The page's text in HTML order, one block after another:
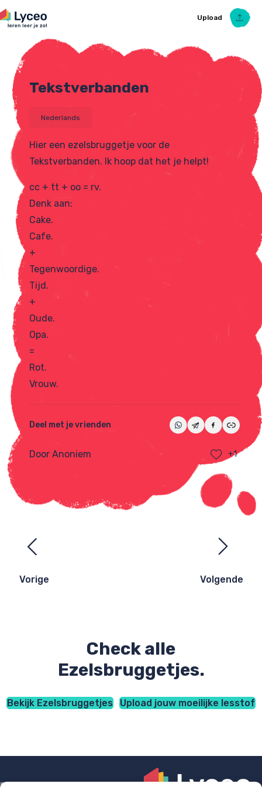
Upload
Upload Ezelsbruggetje
Tekstverbanden
Nederlands
Hier een ezelsbruggetje voor de
Tekstverbanden. Ik hoop dat het je helpt!
cc + tt + oo = rv.
Denk aan:
Cake.
Cafe.
+
Tegenwoordige.
Tijd.
+
Oude.
Opa.
=
Rot.
Vrouw.
Deel met je vrienden
Door Anoniem +1
Ezelsbruggetjes
navigatie
Vorige Volgende
Check alle
Ezelsbruggetjes.
Bekijk Ezelsbruggetjes Upload jouw moeilijke lesstof